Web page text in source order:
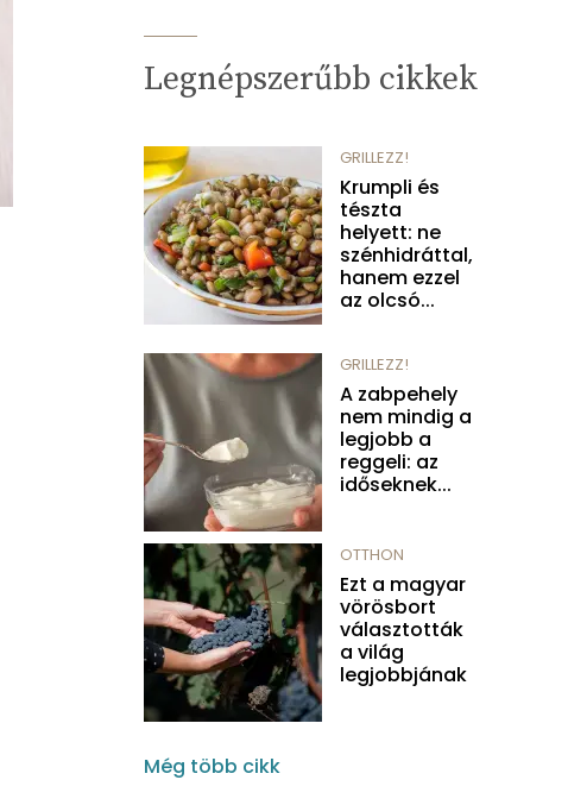
Legnépszerűbb cikkek
GRILLEZZ!
Krumpli és
tészta
helyett: ne
szénhidráttal,
hanem ezzel
az olcsó...
GRILLEZZ!
A zabpehely
nem mindig a
legjobb a
reggeli: az
időseknek...
OTTHON
Ezt a magyar
vörösbort
választották
a világ
legjobbjának
Még több cikk